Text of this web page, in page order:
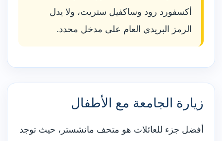
أكسفورد رود وساكفيل ستريت، ولا يدل
الرمز البريدي العام على مدخل محدد.
زيارة الجامعة مع الأطفال
أفضل جزء للعائلات هو متحف مانشستر، حيث توجد